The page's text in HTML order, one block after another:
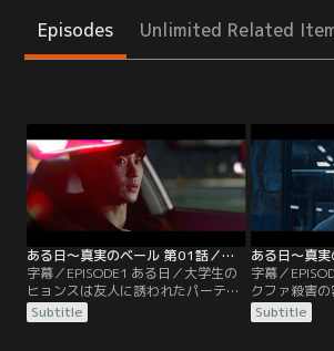
Episodes Unlimited Related
ある日～真実のベール 第01話／字幕
字幕／EPISODE1 ある日／大学生の
ヒョンスは友人に誘われたパーティ
ーに参加するため、父親の個人タク
シーをこっそり借りて出かける。道
Subtitle
字幕／
クファ殺害
たヒョンス。
犯人だと証明
Subtitle